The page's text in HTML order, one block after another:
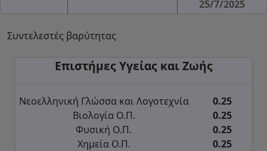
25/7/2025
Συντελεστές βαρύτητας
Επιστήμες Υγείας και Ζωής
Νεοελληνική Γλώσσα και Λογοτεχνία
0.25
Βιολογία Ο.Π.
0.25
Φυσική Ο.Π.
0.25
Χημεία Ο.Π.
0.25